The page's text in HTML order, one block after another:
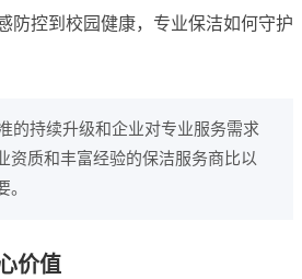
防控到校园健康，专业保洁如何守护
的持续升级和企业对专业服务需求
资质和丰富经验的保洁服务商比以
。
价值